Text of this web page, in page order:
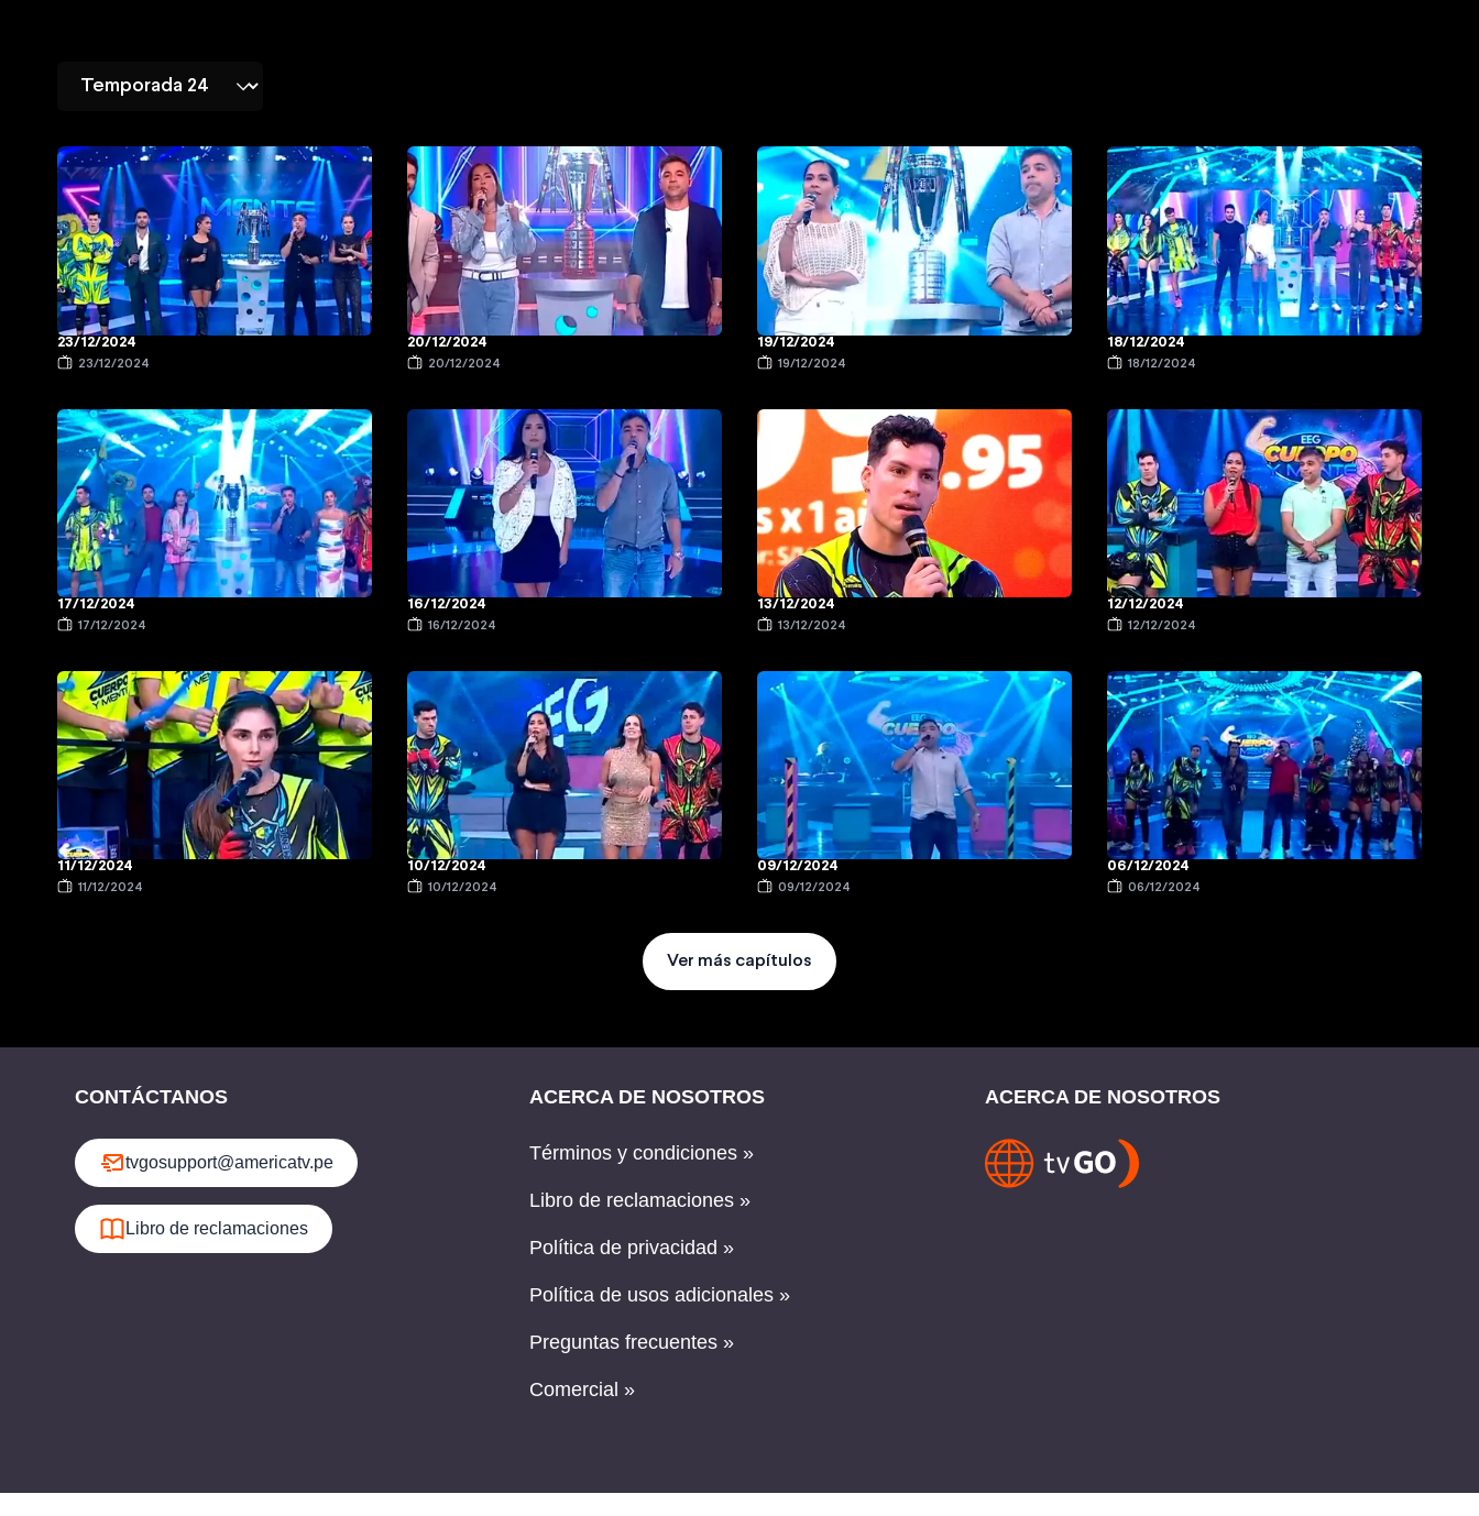
23/12/2024
23/12/2024
20/12/2024
20/12/2024
19/12/2024
19/12/2024
18/12/2024
18/12/2024
17/12/2024
17/12/2024
16/12/2024
16/12/2024
13/12/2024
13/12/2024
12/12/2024
12/12/2024
11/12/2024
11/12/2024
10/12/2024
10/12/2024
09/12/2024
09/12/2024
06/12/2024
06/12/2024
Ver más capítulos
CONTÁCTANOS
tvgosupport@americatv.pe
Libro de reclamaciones
ACERCA DE NOSOTROS
Términos y condiciones »
Libro de reclamaciones »
Política de privacidad »
Política de usos adicionales »
Preguntas frecuentes »
Comercial »
ACERCA DE NOSOTROS